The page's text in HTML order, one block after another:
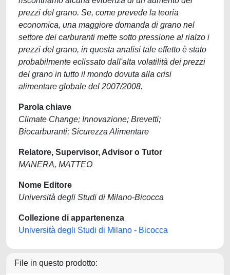
prezzi del grano. Se, come prevede la teoria
economica, una maggiore domanda di grano nel
settore dei carburanti mette sotto pressione al rialzo i
prezzi del grano, in questa analisi tale effetto è stato
probabilmente eclissato dall'alta volatilità dei prezzi
del grano in tutto il mondo dovuta alla crisi
alimentare globale del 2007/2008.
Parola chiave
Climate Change; Innovazione; Brevetti;
Biocarburanti; Sicurezza Alimentare
Relatore, Supervisor, Advisor o Tutor
MANERA, MATTEO
Nome Editore
Università degli Studi di Milano-Bicocca
Collezione di appartenenza
Università degli Studi di Milano - Bicocca
File in questo prodotto: